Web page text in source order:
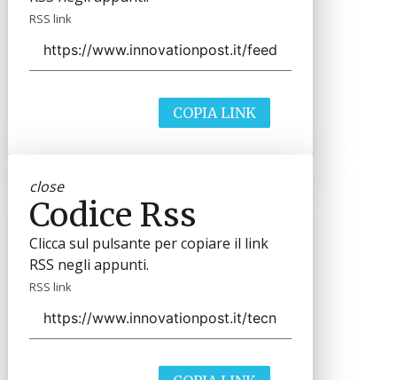
RSS link
COPIA LINK
close
Codice Rss
Clicca sul pulsante per copiare il link
RSS negli appunti.
RSS link